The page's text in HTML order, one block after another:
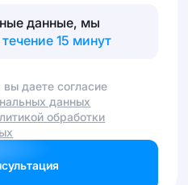
данные, мы
течение 15 минут
даете согласие
данных
обработки